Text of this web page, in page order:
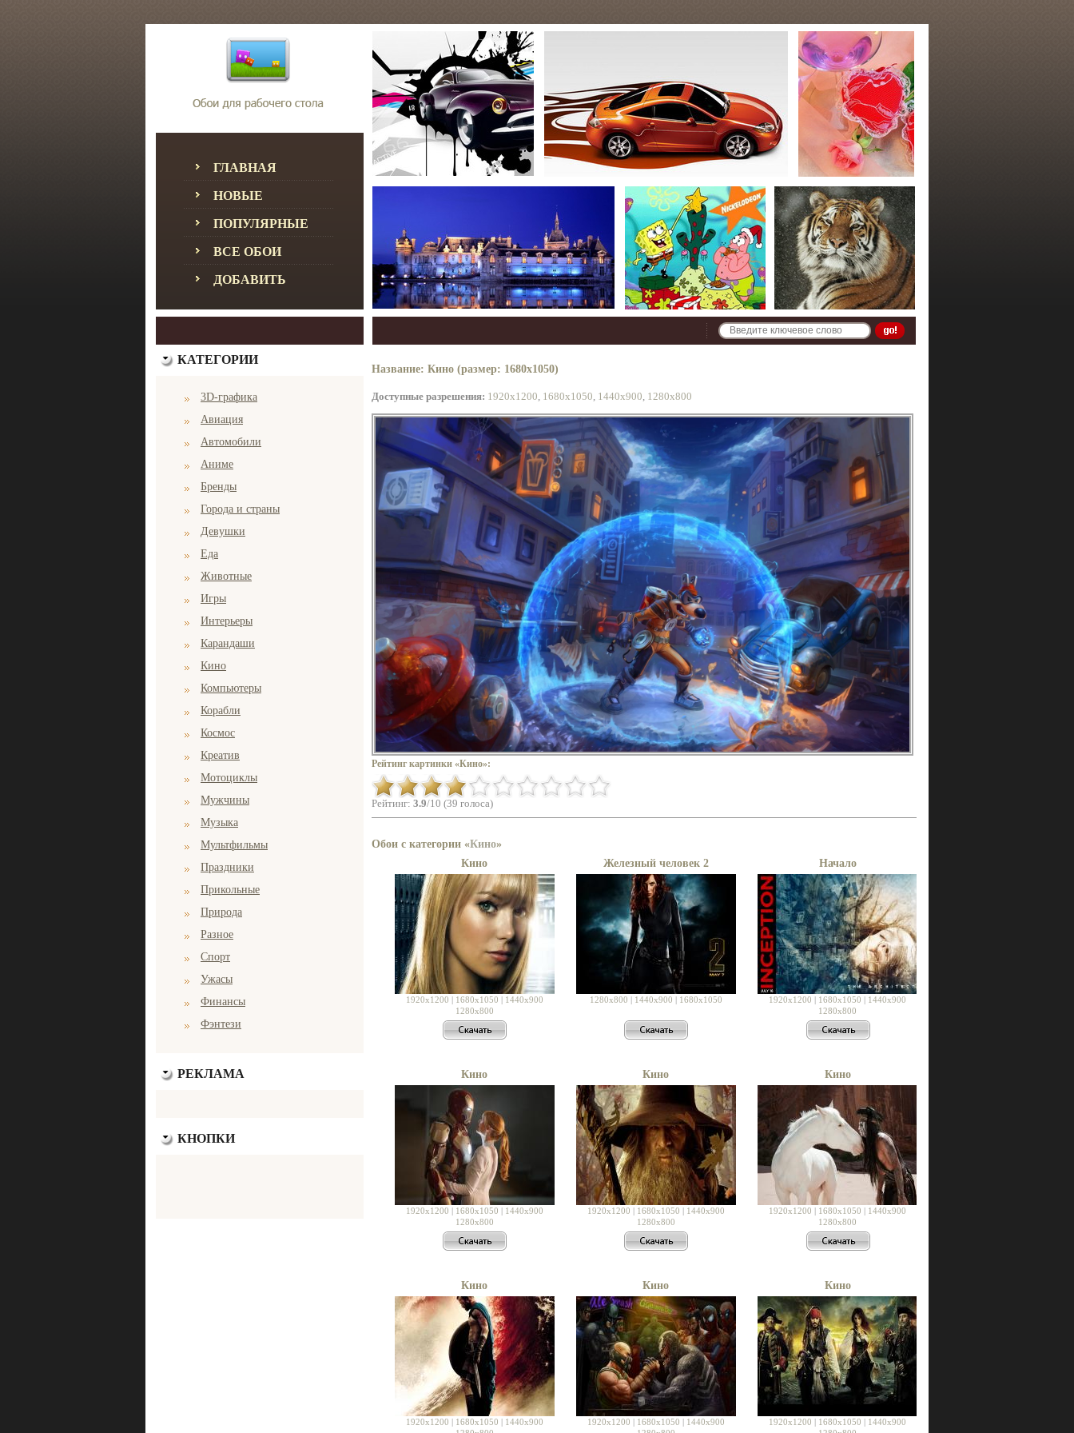
ГЛАВНАЯ
НОВЫЕ
ПОПУЛЯРНЫЕ
ВСЕ ОБОИ
ДОБАВИТЬ
КАТЕГОРИИ
3D-графика
Авиация
Автомобили
Аниме
Бренды
Города и страны
Девушки
Еда
Животные
Игры
Интерьеры
Карандаши
Кино
Компьютеры
Корабли
Космос
Креатив
Мотоциклы
Мужчины
Музыка
Мультфильмы
Праздники
Прикольные
Природа
Разное
Спорт
Ужасы
Финансы
Фэнтези
РЕКЛАМА
КНОПКИ
Название: Кино (размер: 1680x1050)
Доступные разрешения: 1920x1200, 1680x1050, 1440x900, 1280x800
Рейтинг картинки «Кино»:
Рейтинг: 3.9/10 (39 голоса)
Обои с категории «Кино»
Кино
1920x1200 | 1680x1050 | 1440x900
1280x800
Железный человек 2
1280x800 | 1440x900 | 1680x1050
Начало
1920x1200 | 1680x1050 | 1440x900
1280x800
Кино
1920x1200 | 1680x1050 | 1440x900
1280x800
Кино
1920x1200 | 1680x1050 | 1440x900
1280x800
Кино
1920x1200 | 1680x1050 | 1440x900
1280x800
Кино
1920x1200 | 1680x1050 | 1440x900
Кино
1920x1200 | 1680x1050 | 1440x900
Кино
1920x1200 | 1680x1050 | 1440x900